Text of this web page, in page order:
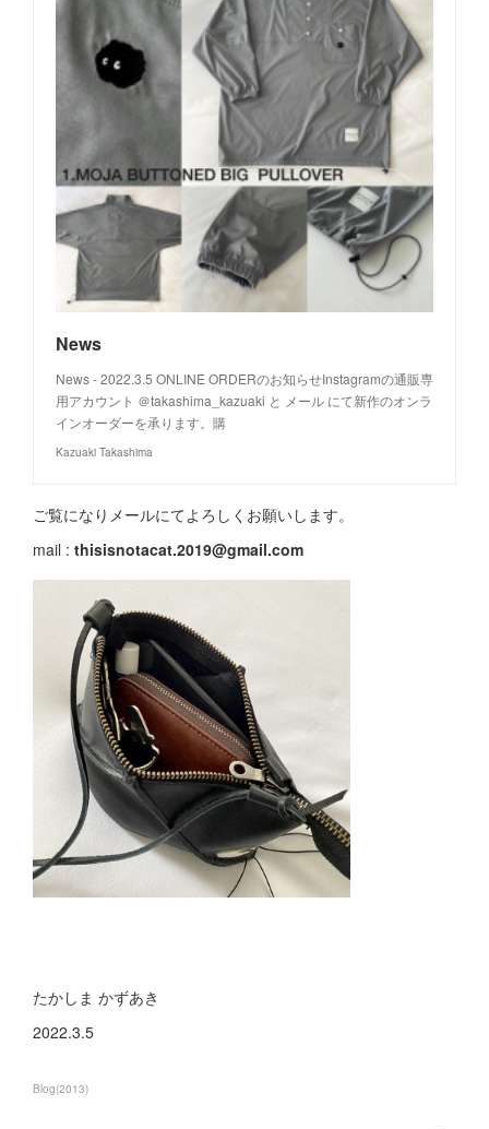
News
News - 2022.3.5 ONLINE ORDERのお知らせInstagramの通販専
用アカウント ＠takashima_kazuaki と メール にて新作のオンラ
インオーダーを承ります。購
Kazuaki Takashima
ご覧になりメールにてよろしくお願いします。
mail : thisisnotacat.2019@gmail.com
たかしま かずあき
2022.3.5
Blog(2013)